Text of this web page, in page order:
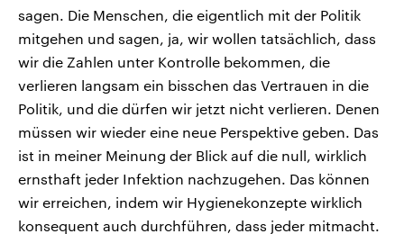
sagen. Die Menschen, die eigentlich mit der Politik
mitgehen und sagen, ja, wir wollen tatsächlich, dass
wir die Zahlen unter Kontrolle bekommen, die
verlieren langsam ein bisschen das Vertrauen in die
Politik, und die dürfen wir jetzt nicht verlieren. Denen
müssen wir wieder eine neue Perspektive geben. Das
ist in meiner Meinung der Blick auf die null, wirklich
ernsthaft jeder Infektion nachzugehen. Das können
wir erreichen, indem wir Hygienekonzepte wirklich
konsequent auch durchführen, dass jeder mitmacht.